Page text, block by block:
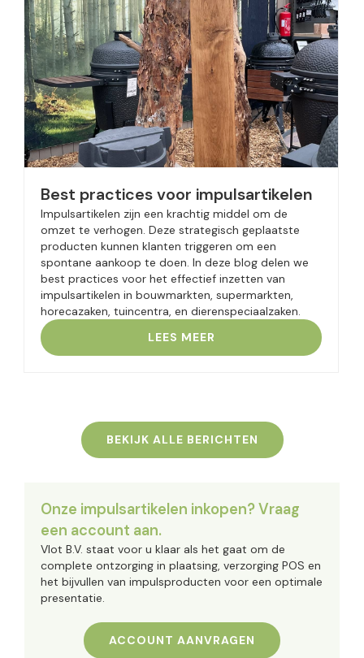
Best practices voor impulsartikelen
Impulsartikelen zijn een krachtig middel om de
omzet te verhogen. Deze strategisch geplaatste
producten kunnen klanten triggeren om een
spontane aankoop te doen. In deze blog delen we
best practices voor het effectief inzetten van
impulsartikelen in bouwmarkten, supermarkten,
horecazaken, tuincentra, en dierenspeciaalzaken.
LEES MEER
BEKIJK ALLE BERICHTEN
Onze impulsartikelen inkopen? Vraag
een account aan.
Vlot B.V. staat voor u klaar als het gaat om de
complete ontzorging in plaatsing, verzorging POS en
het bijvullen van impulsproducten voor een optimale
presentatie.
ACCOUNT AANVRAGEN